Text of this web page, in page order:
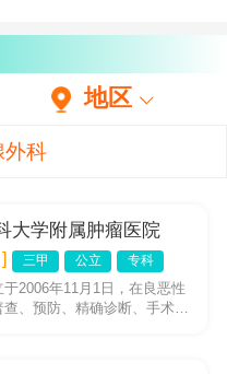
地区
外科
大学附属肿瘤医院
三甲 公立 专科
2006年11月1日，在良恶性
、预防、精确诊断、手术和